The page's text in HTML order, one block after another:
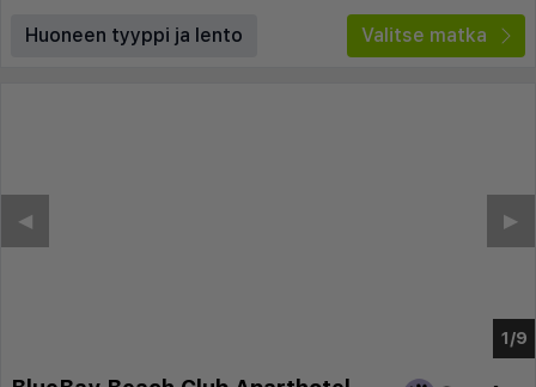
Huoneen tyyppi ja lento Valitse matka
1/3
▶︎
◀︎